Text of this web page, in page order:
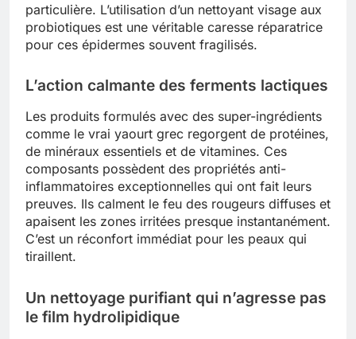
particulière. L’utilisation d’un nettoyant visage aux
probiotiques est une véritable caresse réparatrice
pour ces épidermes souvent fragilisés.
L’action calmante des ferments lactiques
Les produits formulés avec des super-ingrédients
comme le vrai yaourt grec regorgent de protéines,
de minéraux essentiels et de vitamines. Ces
composants possèdent des propriétés anti-
inflammatoires exceptionnelles qui ont fait leurs
preuves. Ils calment le feu des rougeurs diffuses et
apaisent les zones irritées presque instantanément.
C’est un réconfort immédiat pour les peaux qui
tiraillent.
Un nettoyage purifiant qui n’agresse pas
le film hydrolipidique